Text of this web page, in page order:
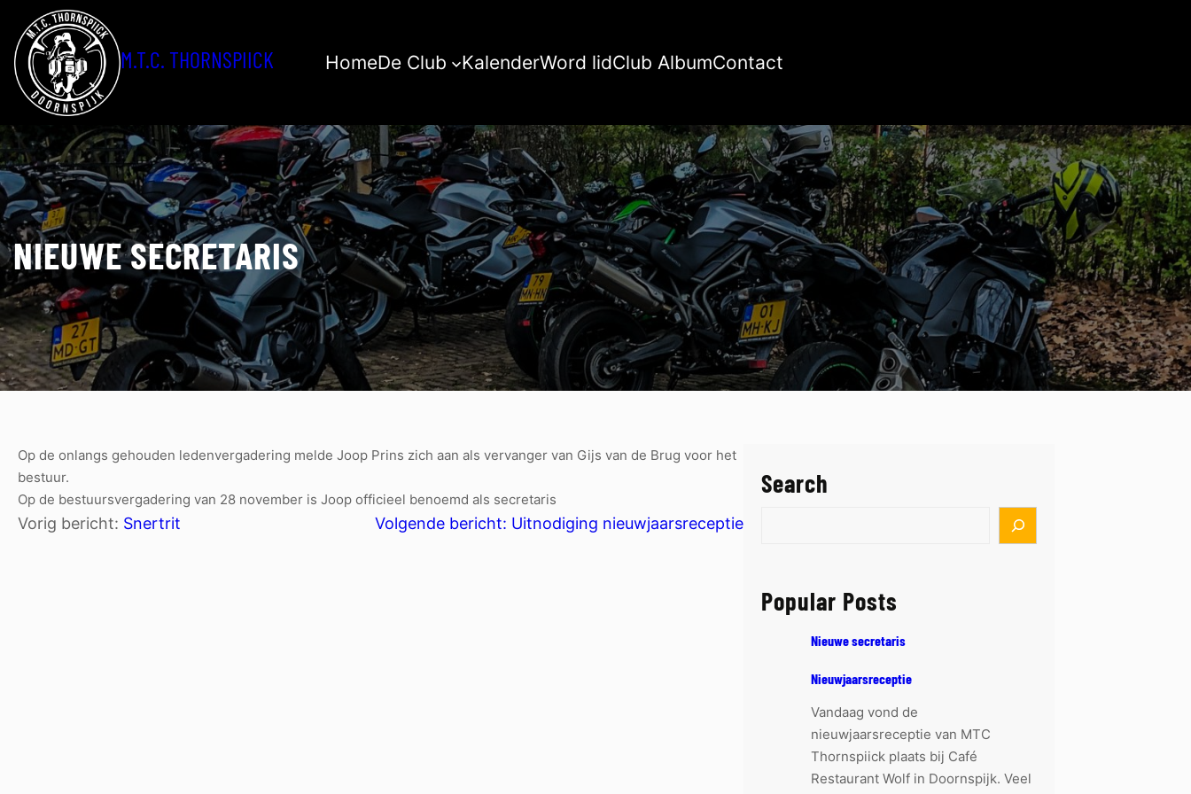
naar
de
inhoud
M.T.C. THORNSPIICK HomeDe Club KalenderWord lidClub AlbumContact
NIEUWE SECRETARIS
Op de onlangs gehouden ledenvergadering melde Joop Prins zich aan als vervanger van Gijs van de Brug voor het
bestuur.
Op de bestuursvergadering van 28 november is Joop officieel benoemd als secretaris
Vorig bericht: Snertrit Volgende bericht: Uitnodiging nieuwjaarsreceptie
Search
c
Popular Posts
Nieuwe secretaris
Nieuwjaarsreceptie
Vandaag vond de
nieuwjaarsreceptie van MTC
Thornspiick plaats bij Café
Restaurant Wolf in Doornspijk. Veel